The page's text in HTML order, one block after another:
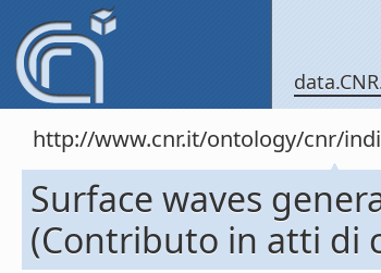
http://www.cnr.it/ontology/cnr/
Surface waves
(Contributo in atti di